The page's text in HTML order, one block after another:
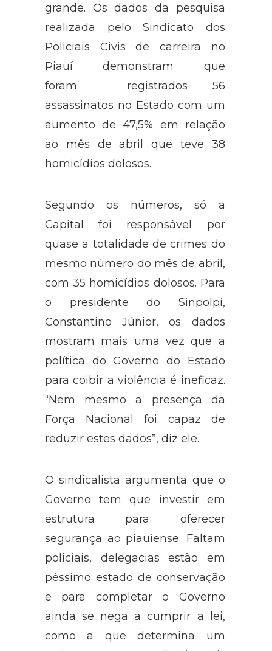
grande. Os dados da pesquisa
realizada pelo Sindicato dos
Policiais Civis de carreira no
Piauí demonstram que
foram registrados 56
assassinatos no Estado com um
aumento de 47,5% em relação
ao mês de abril que teve 38
homicídios dolosos.
Segundo os números, só a
Capital foi responsável por
quase a totalidade de crimes do
mesmo número do mês de abril,
com 35 homicídios dolosos. Para
o presidente do Sinpolpi,
Constantino Júnior, os dados
mostram mais uma vez que a
política do Governo do Estado
para coibir a violência é ineficaz.
“Nem mesmo a presença da
Força Nacional foi capaz de
reduzir estes dados”, diz ele.
O sindicalista argumenta que o
Governo tem que investir em
estrutura para oferecer
segurança ao piauiense. Faltam
policiais, delegacias estão em
péssimo estado de conservação
e para completar o Governo
ainda se nega a cumprir a lei,
como a que determina um